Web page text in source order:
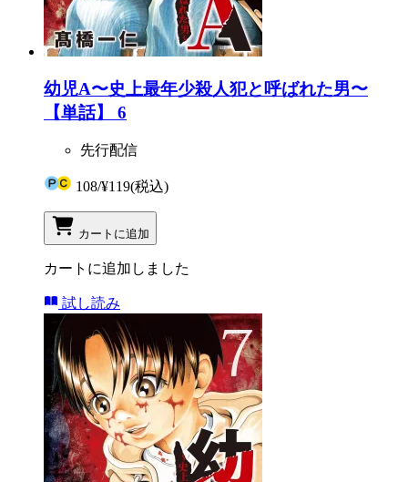
幼児A〜史上最年少殺人犯と呼ばれた男〜
【単話】 6
先行配信
108/¥119(税込)
カートに追加
カートに追加しました
試し読み